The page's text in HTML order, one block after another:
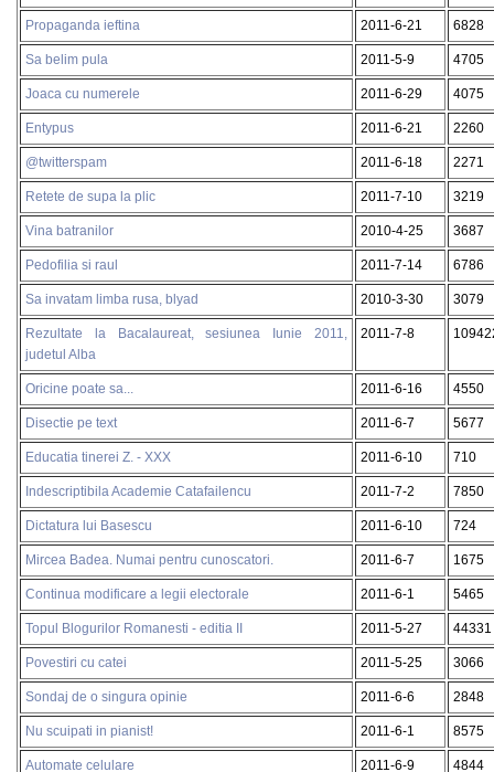
Propaganda ieftina 2011-6-21 6828
Sa belim pula 2011-5-9 4705
Joaca cu numerele 2011-6-29 4075
Entypus 2011-6-21 2260
@twitterspam 2011-6-18 2271
Retete de supa la plic 2011-7-10 3219
Vina batranilor 2010-4-25 3687
Pedofilia si raul 2011-7-14 6786
Sa invatam limba rusa, blyad 2010-3-30 3079
Rezultate la Bacalaureat, sesiunea Iunie 2011,
judetul Alba
2011-7-8
Oricine poate sa... 2011-6-16 4550
Disectie pe text 2011-6-7 5677
Educatia tinerei Z. - XXX 2011-6-10 710
Indescriptibila Academie Catafailencu 2011-7-2 7850
Dictatura lui Basescu 2011-6-10 724
Mircea Badea. Numai pentru cunoscatori. 2011-6-7 1675
Continua modificare a legii electorale 2011-6-1 5465
Topul Blogurilor Romanesti - editia II 2011-5-27 44331
Povestiri cu catei 2011-5-25 3066
Sondaj de o singura opinie 2011-6-6 2848
Nu scuipati in pianist! 2011-6-1 8575
Automate celulare 2011-6-9 4844